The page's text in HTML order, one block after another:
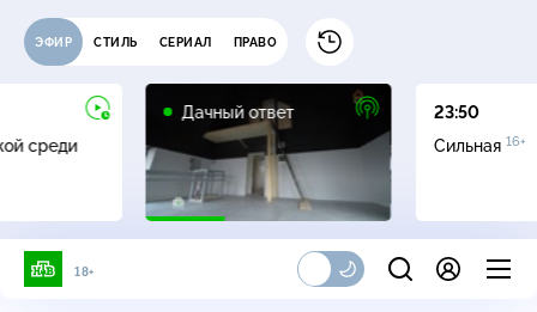
ЭФИР СТИЛЬ СЕРИАЛ ПРАВО
среди
Дачный ответ
23:50
Сильная 16+
18+